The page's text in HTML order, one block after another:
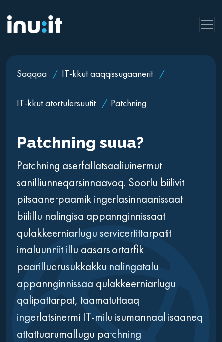
Saqqaa / IT-kkut aaqqissugaanerit /
IT-kkut atortulersuutit / Patchning
Patchning suua?
Patchning aserfallatsaaliuinermut
sanilliunneqarsinnaavoq. Soorlu biilivit
pitsaanerpaamik ingerlasinnaanissaat
biilillu nalingisa appannginnissaat
qulakkeerniarlugu servicertittarpatit
imaluunniit illu aasarsiortarfik
paarilluarusukkakku nalingatalu
appannginnissaa qulakkeerniarlugu
qalipattarpat, taamatuttaaq
ingerlatsinermi IT-milu isumannaallisaaneq
attattuarumallugu patchning